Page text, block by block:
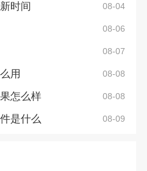
时间 08-04
08-06
08-07
用 08-08
怎么样 08-08
是什么 08-09